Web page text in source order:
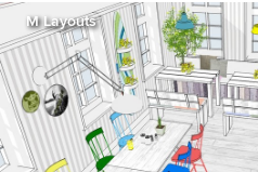
M Layouts